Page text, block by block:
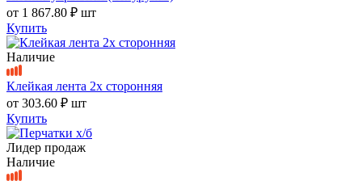
от 1 867.80 ₽ шт
Купить
Наличие
Клейкая лента 2х сторонняя
от 303.60 ₽ шт
Купить
Лидер продаж
Наличие